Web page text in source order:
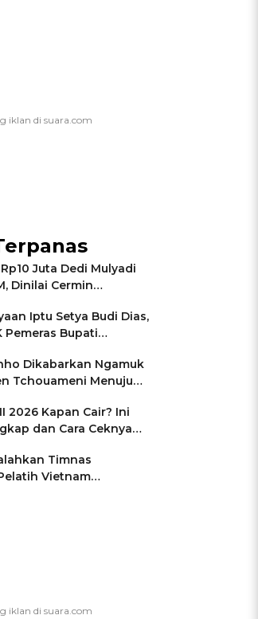
Juta Dedi Mulyadi
Dinilai Cermin
Jamin Keamanan
Iptu Setya Budi Dias,
Pemeras Bupati
Dikabarkan Ngamuk
Tchouameni Menuju
2026 Kapan Cair? Ini
dan Cara Ceknya
Hangus!
Timnas
Vietnam
Jimat di Pakansari